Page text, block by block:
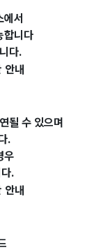
서
합니다
다.
될 수 있으며
.
우
.